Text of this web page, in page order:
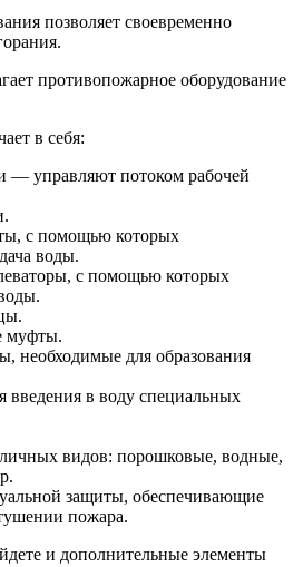
позволяет своевременно
противопожарное оборудование
в себя:
— управляют потоком рабочей
с помощью которых
воды.
с помощью которых
муфты.
необходимые для образования
введения в воду специальных
видов: порошковые, водные,
защиты, обеспечивающие
пожара.
и дополнительные элементы